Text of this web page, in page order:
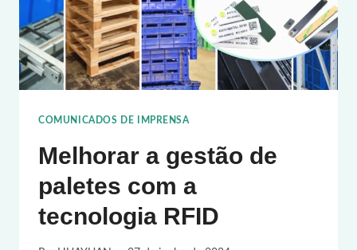
COMUNICADOS DE IMPRENSA
Melhorar a gestão de
paletes com a
tecnologia RFID